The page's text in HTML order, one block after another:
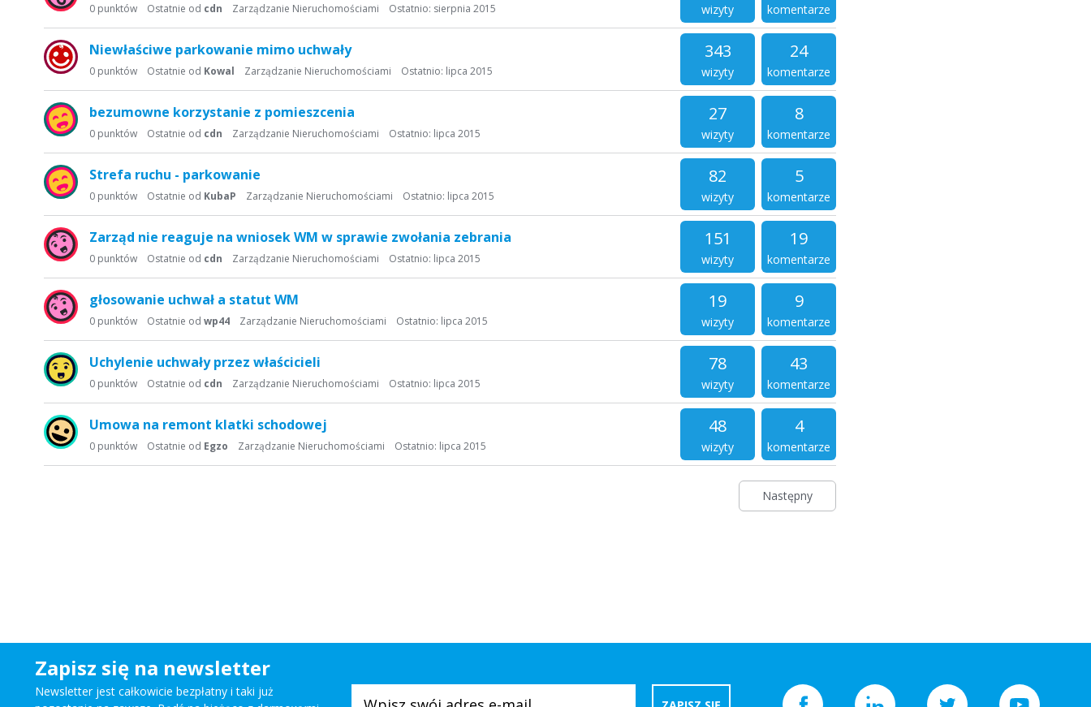
wizyty komentarze
0 punktów Ostatnie od cdn Ostatnio: sierpnia 2015
Zarządzanie Nieruchomościami
Niewłaściwe parkowanie mimo uchwały 343
wizyty
24
komentarze
0 punktów Ostatnie od Kowal Ostatnio: lipca 2015
Zarządzanie Nieruchomościami
bezumowne korzystanie z pomieszcenia 27
wizyty
8
komentarze
0 punktów Ostatnie od cdn Ostatnio: lipca 2015
Zarządzanie Nieruchomościami
Strefa ruchu - parkowanie 82
wizyty
5
komentarze
0 punktów Ostatnie od KubaP Ostatnio: lipca 2015
Zarządzanie Nieruchomościami
Zarząd nie reaguje na wniosek WM w sprawie zwołania zebrania 151
wizyty
19
komentarze
0 punktów Ostatnie od cdn Ostatnio: lipca 2015
Zarządzanie Nieruchomościami
głosowanie uchwał a statut WM 19
wizyty
9
komentarze
0 punktów Ostatnie od wp44 Ostatnio: lipca 2015
Zarządzanie Nieruchomościami
Uchylenie uchwały przez właścicieli 78
wizyty
43
komentarze
0 punktów Ostatnie od cdn Ostatnio: lipca 2015
Zarządzanie Nieruchomościami
Umowa na remont klatki schodowej 48
wizyty
4
komentarze
0 punktów Ostatnie od Egzo Ostatnio: lipca 2015
Zarządzanie Nieruchomościami
Następny
Zapisz się na newsletter
Newsletter jest całkowicie bezpłatny i taki już